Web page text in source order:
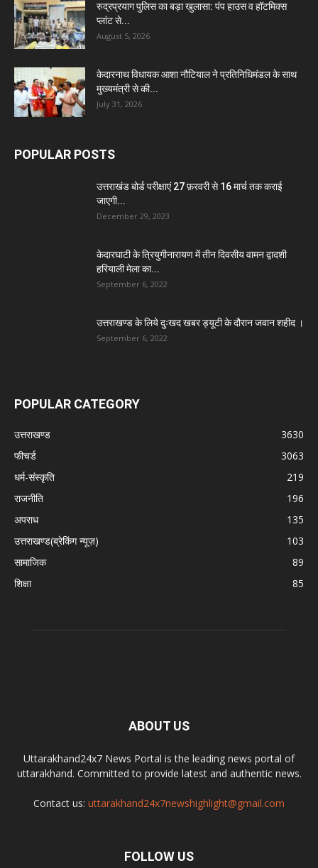
रुद्रप्रयाग पुलिस का बड़ा खुलासा: पंप हाउस व हॉटमिक्स
प्लांट से...
August 5, 2026
केदारनाथ विधायक आशा नौटियाल ने प्रतिनिधिमंडल के साथ
मुख्यमंत्री से की...
July 31, 2026
POPULAR POSTS
उत्तराखंड बोर्ड परीक्षाएं 27 फ़रवरी से 16 मार्च तक कराई
जाएगी...
December 29, 2023
केदारघाटी के त्रियुगीनारायण में तीन दिवसीय वामन द्वादशी
हरियाली मेला का...
September 6, 2022
उत्तराखण्ड के लिये दुःखद खबर ड्यूटी के दौरान जवान शहीद ।
September 6, 2022
POPULAR CATEGORY
उत्तराखण्ड
3630
फीचर्ड
3063
धर्म-संस्कृति
219
राजनीति
196
अपराध
135
उत्तराखण्ड(ब्रेकिंग न्यूज़)
103
सामाजिक
89
शिक्षा
85
ABOUT US
Uttarakhand24x7 News Portal is the leading news portal of
uttarakhand. Committed to provide latest and authentic news.
Contact us: uttarakhand24x7newshighlight@gmail.com
FOLLOW US